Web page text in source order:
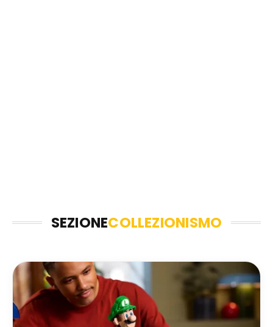
SEZIONECOLLEZIONISMO